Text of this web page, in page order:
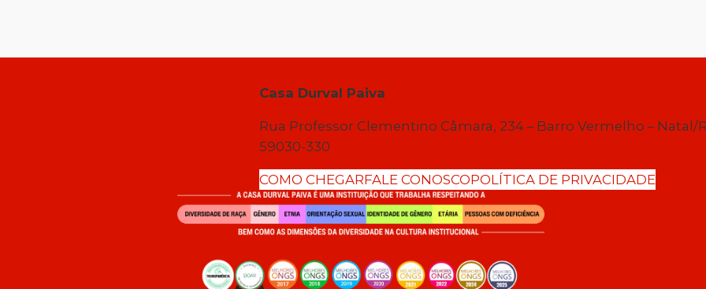
Casa Durval Paiva
Rua Professor Clementino Câmara, 234 – Barro Vermelho – Natal/
59030-330
COMO CHEGARFALE CONOSCOPOLÍTICA DE PRIVACIDADE